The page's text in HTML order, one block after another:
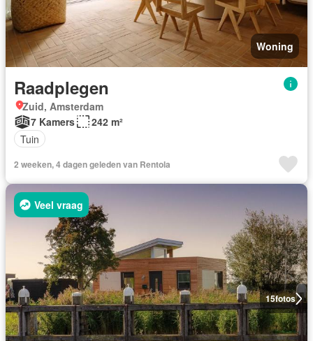
Woning
Raadplegen
Zuid, Amsterdam
7 Kamers
242 m²
Tuin
2 weeken, 4 dagen geleden van Rentola
15fotos
Veel vraag